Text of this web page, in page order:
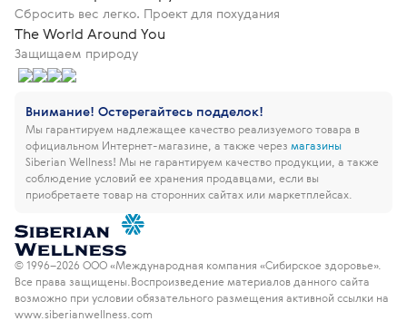
Сбросить вес легко. Проект для похудания
The World Around You
Защищаем природу
Внимание! Остерегайтесь подделок!
Мы гарантируем надлежащее качество реализуемого товара в
официальном Интернет-магазине, а также через магазины
Siberian Wellness! Мы не гарантируем качество продукции, а также
соблюдение условий ее хранения продавцами, если вы
приобретаете товар на сторонних сайтах или маркетплейсах.
© 1996–2026 ООО «Международная компания «Сибирское здоровье».
Все права защищены. Воспроизведение материалов данного сайта
возможно при условии обязательного размещения активной ссылки на
www.siberianwellness.com